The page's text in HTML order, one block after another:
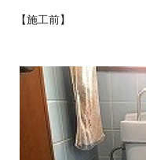
【施工前】